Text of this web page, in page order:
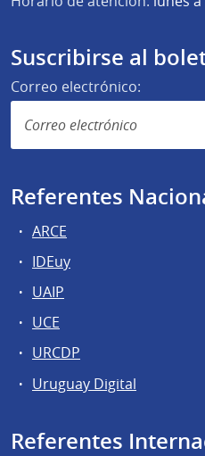
Suscribirse al
Correo electrónico:
Referentes
ARCE
IDEuy
UAIP
UCE
URCDP
Uruguay Digital
Referentes